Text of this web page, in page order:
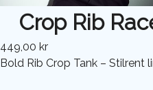
Crop Rib
449,00 kr
Bold Rib Crop Tank – Stilrent